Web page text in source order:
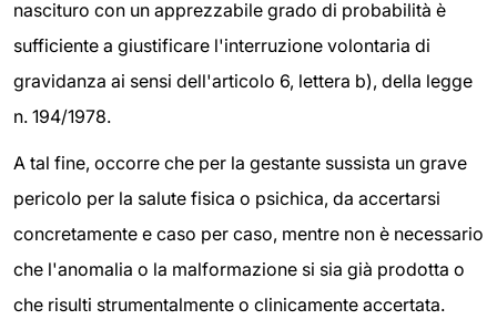
nascituro con un apprezzabile grado di probabilità è
sufficiente a giustificare l'interruzione volontaria di
gravidanza ai sensi dell'articolo 6, lettera b), della legge
n. 194/1978.
A tal fine, occorre che per la gestante sussista un grave
pericolo per la salute fisica o psichica, da accertarsi
concretamente e caso per caso, mentre non è necessario
che l'anomalia o la malformazione si sia già prodotta o
che risulti strumentalmente o clinicamente accertata.